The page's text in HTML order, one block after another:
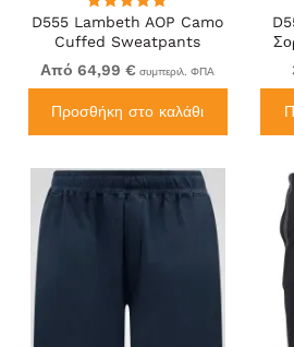
D555 Lambeth AOP Camo
Cuffed Sweatpants
Από 64,99 € συμπεριλ. ΦΠΑ
Προσθήκη στο καλάθι